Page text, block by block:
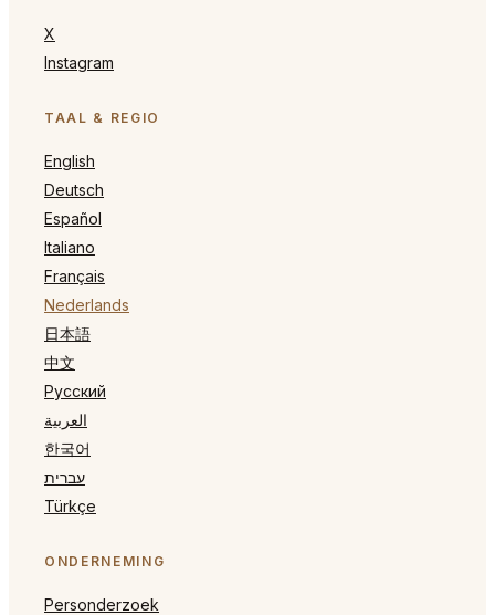
X
Instagram
TAAL & REGIO
English
Deutsch
Español
Italiano
Français
Nederlands
日本語
中文
Русский
العربية
한국어
עברית
Türkçe
ONDERNEMING
Personderzoek